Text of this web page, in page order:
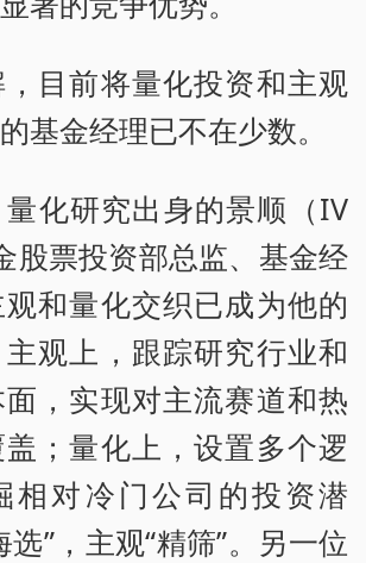
前将量化投资和主观
基金经理已不在少数。
研究出身的景顺（IV
股票投资部总监、基金经
和量化交织已成为他的
观上，跟踪研究行业和
，实现对主流赛道和热
；量化上，设置多个逻
相对冷门公司的投资潜
选”，主观“精筛”。另一位